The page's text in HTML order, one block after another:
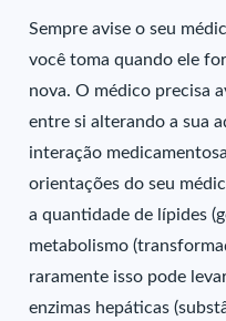
Sempre avise o seu
você toma quando ele
nova. O médico precisa
entre si alterando a sua
interação
orientações do seu
a quantidade de lípides
metabolismo
raramente isso pode
enzimas hepáticas